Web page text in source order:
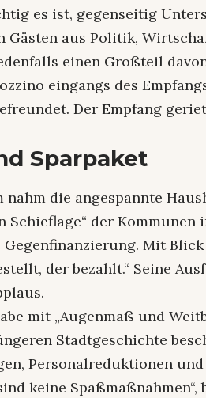
es ist, gegenseitig
Gästen aus Politik,
einen Großteil
eingangs des
Der Empfang
Sparpaket
nahm die angespannte
der Kommunen
Gegenfinanzierung. Mit
der bezahlt.“ Seine
mit „Augenmaß und
Stadtgeschichte
Personalreduktionen
keine Spaßmaßnahmen“,